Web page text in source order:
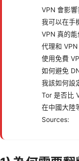
VPN 會影
我可以在手
VPN 真的能
代理和 VPN
使用免費
如何避免
我該如何設
Tor 是否比
在中國大陸
Sources: